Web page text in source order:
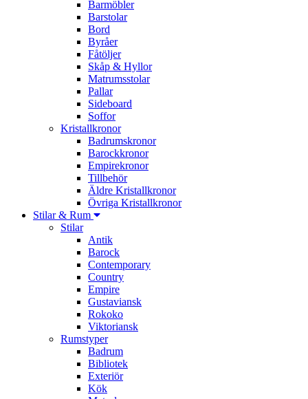
Barmöbler
Barstolar
Bord
Byråer
Fåtöljer
Skåp & Hyllor
Matrumsstolar
Pallar
Sideboard
Soffor
Kristallkronor
Badrumskronor
Barockkronor
Empirekronor
Tillbehör
Äldre Kristallkronor
Övriga Kristallkronor
Stilar & Rum
Stilar
Antik
Barock
Contemporary
Country
Empire
Gustaviansk
Rokoko
Viktoriansk
Rumstyper
Badrum
Bibliotek
Exteriör
Kök